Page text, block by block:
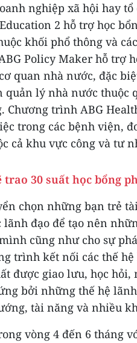
nghiệp xã hội hay tổ
2 hỗ trợ học
khối phổ thông và
Policy Maker hỗ trợ
quan nhà nước, đặc
quản lý nhà nước thuộc
Chương trình ABG
trong các bệnh viện,
cả khu vực công và tư
trao 30 suất học bổng
chọn những bạn trẻ
đạo để tạo nên
cũng như cho sự
trình kết nối các thế
được giao lưu, học
bởi những thế hệ
tài năng và nhiều
vòng 4 đến 6 tháng